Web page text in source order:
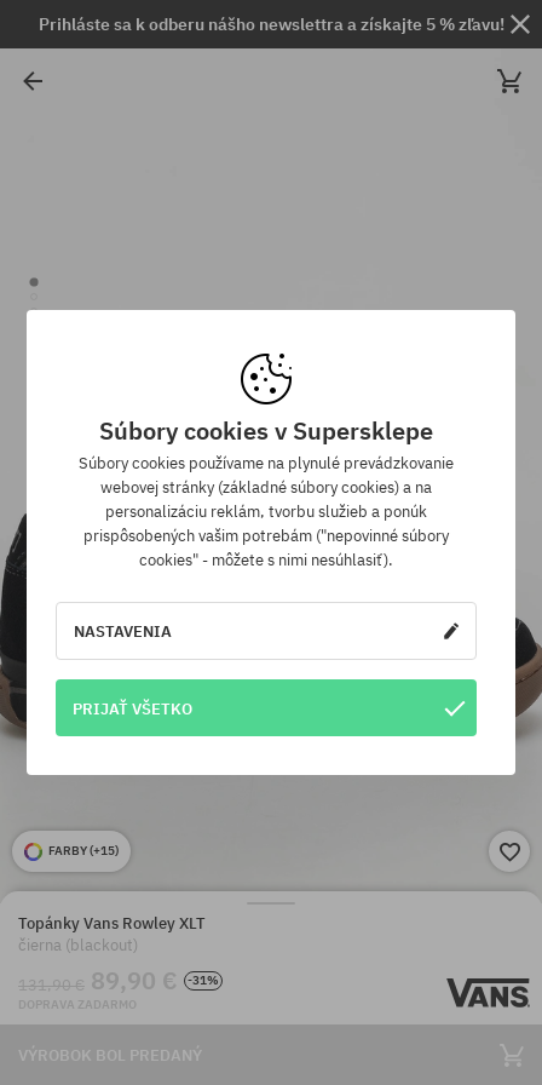
Prihláste sa k odberu nášho newslettra a získajte 5 % zľavu!
FARBY (+15)
Topánky Vans Rowley XLT
čierna (blackout)
131,90 € 89,90 €
-31%
DOPRAVA ZADARMO
VÝROBOK BOL PREDANÝ
Súbory cookies v Supersklepe
Súbory cookies používame na plynulé prevádzkovanie
webovej stránky (základné súbory cookies) a na
personalizáciu reklám, tvorbu služieb a ponúk
prispôsobených vašim potrebám ("nepovinné súbory
cookies" - môžete s nimi nesúhlasiť).
NASTAVENIA
PRIJAŤ VŠETKO